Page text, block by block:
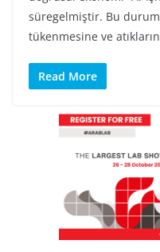
süregelmiştir. Bu durum
tükenmesine ve atıkların
Read More